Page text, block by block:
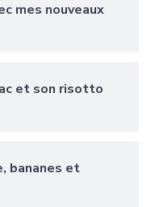
mes nouveaux
et son risotto
bananes et